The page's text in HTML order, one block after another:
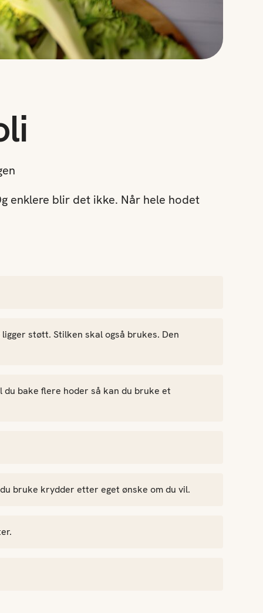
enklere blir det ikke. Når hele hodet
støtt. Stilken skal også brukes. Den
du bake flere hoder så kan du bruke et
bruke krydder etter eget ønske om du vil.